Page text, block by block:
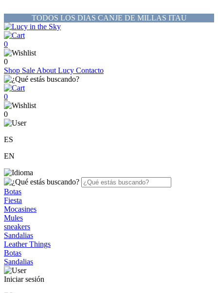
TODOS LOS DIAS CANJE DE MILLAS ITAU
0
0
Shop Sale About Lucy Contacto
0
0
ES
EN
Botas
Fiesta
Mocasines
Mules
sneakers
Sandalias
Leather Things
Botas
Sandalias
Iniciar sesión